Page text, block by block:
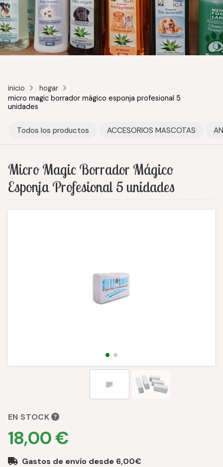
inicio
hogar
micro magic borrador mágico esponja profesional 5
unidades
Todos los productos ACCESORIOS MASCOTAS
Micro Magic Borrador Mágico
Esponja Profesional 5 unidades
EN STOCK
18,00 €
Gastos de envío desde 6,00€